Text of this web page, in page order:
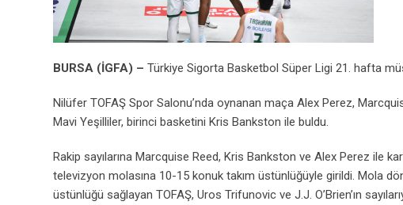
BURSA (İGFA) – Türkiye Sigorta Basketbol Süper Ligi 21. hafta
Nilüfer TOFAŞ Spor Salonu’nda oynanan maça Alex Perez,
Mavi Yeşilliler, birinci basketini Kris Bankston ile buldu.
Rakip sayılarına Marcquise Reed, Kris Bankston ve Alex Perez ile
televizyon molasına 10-15 konuk takım üstünlüğüyle girildi. Mola
üstünlüğü sağlayan TOFAŞ, Uros Trifunovic ve J.J. O’Brien’ın